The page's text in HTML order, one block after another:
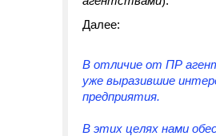
Далее:
В отличие от ПР
уже выразившие
предприятия.
В этих целях нами